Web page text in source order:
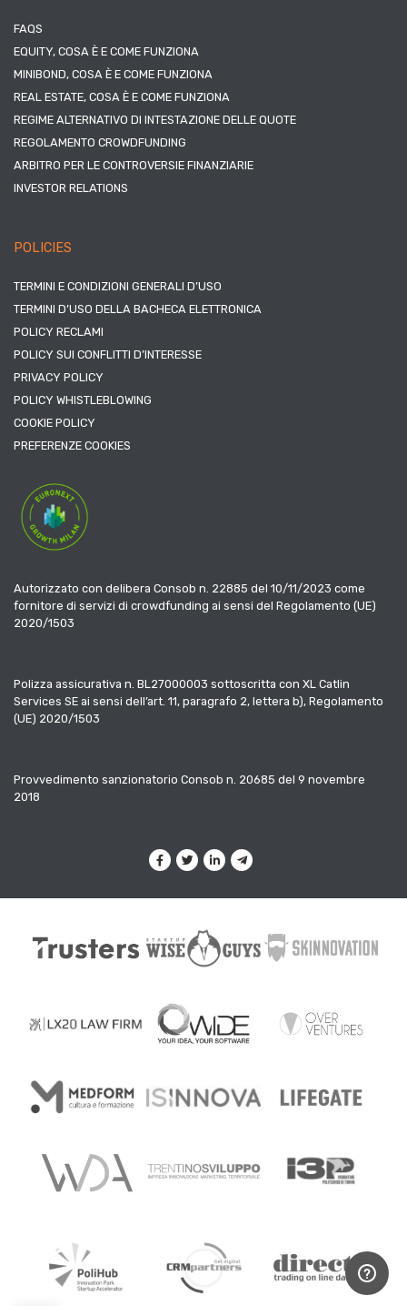
FAQS
EQUITY, COSA È E COME FUNZIONA
MINIBOND, COSA È E COME FUNZIONA
REAL ESTATE, COSA È E COME FUNZIONA
REGIME ALTERNATIVO DI INTESTAZIONE DELLE QUOTE
REGOLAMENTO CROWDFUNDING
ARBITRO PER LE CONTROVERSIE FINANZIARIE
INVESTOR RELATIONS
POLICIES
TERMINI E CONDIZIONI GENERALI D’USO
TERMINI D’USO DELLA BACHECA ELETTRONICA
POLICY RECLAMI
POLICY SUI CONFLITTI D’INTERESSE
PRIVACY POLICY
POLICY WHISTLEBLOWING
COOKIE POLICY
PREFERENZE COOKIES
Autorizzato con delibera Consob n. 22885 del 10/11/2023 come
fornitore di servizi di crowdfunding ai sensi del Regolamento (UE)
2020/1503
Polizza assicurativa n. BL27000003 sottoscritta con XL Catlin
Services SE ai sensi dell’art. 11, paragrafo 2, lettera b), Regolamento
(UE) 2020/1503
Provvedimento sanzionatorio Consob n. 20685 del 9 novembre
2018